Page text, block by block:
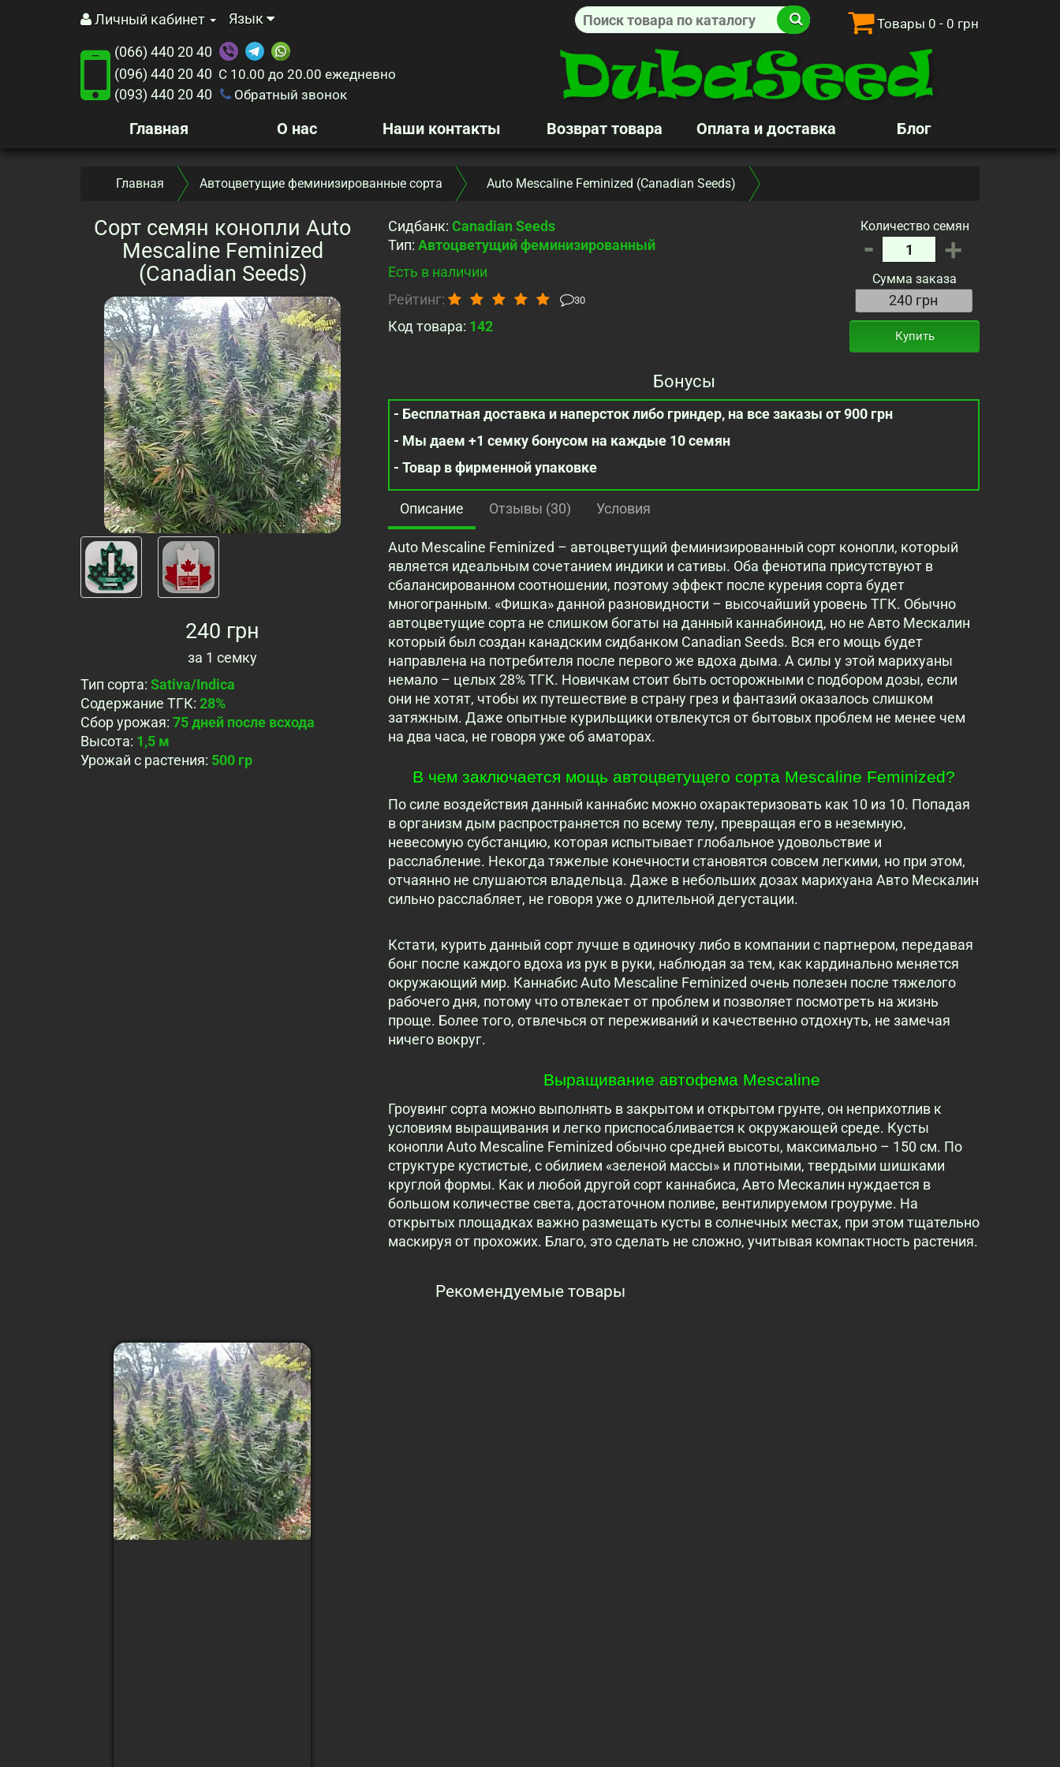
Личный кабинет Язык Товары 0 - 0 грн
(066) 440 20 40
(096) 440 20 40 С 10.00 до 20.00 ежедневно
(093) 440 20 40 Обратный звонок
Главная О нас Наши контакты Возврат товара Оплата и доставка Блог
Главная Автоцветущие феминизированные сорта Auto Mescaline Feminized (Canadian Seeds)
Сорт семян конопли Auto
Mescaline Feminized
(Canadian Seeds)
240 грн
за 1 семку
Тип сорта: Sativa/Indica
Содержание ТГК: 28%
Сбор урожая: 75 дней после всхода
Высота: 1,5 м
Урожай с растения: 500 гр
Сидбанк: Canadian Seeds
Тип: Автоцветущий феминизированный
Есть в наличии
Рейтинг:
30
Код товара: 142
Количество семян
- +
Сумма заказа
Купить
Бонусы
- Бесплатная доставка и наперсток либо гриндер, на все заказы от 900 грн
- Мы даем +1 семку бонусом на каждые 10 семян
- Товар в фирменной упаковке
Описание Отзывы (30) Условия
Auto Mescaline Feminized – автоцветущий феминизированный сорт конопли, который
является идеальным сочетанием индики и сативы. Оба фенотипа присутствуют в
сбалансированном соотношении, поэтому эффект после курения сорта будет
многогранным. «Фишка» данной разновидности – высочайший уровень ТГК. Обычно
автоцветущие сорта не слишком богаты на данный каннабиноид, но не Авто Мескалин
который был создан канадским сидбанком Canadian Seeds. Вся его мощь будет
направлена на потребителя после первого же вдоха дыма. А силы у этой марихуаны
немало – целых 28% ТГК. Новичкам стоит быть осторожными с подбором дозы, если
они не хотят, чтобы их путешествие в страну грез и фантазий оказалось слишком
затяжным. Даже опытные курильщики отвлекутся от бытовых проблем не менее чем
на два часа, не говоря уже об аматорах.
В чем заключается мощь автоцветущего сорта Mescaline Feminized?
По силе воздействия данный каннабис можно охарактеризовать как 10 из 10. Попадая
в организм дым распространяется по всему телу, превращая его в неземную,
невесомую субстанцию, которая испытывает глобальное удовольствие и
расслабление. Некогда тяжелые конечности становятся совсем легкими, но при этом,
отчаянно не слушаются владельца. Даже в небольших дозах марихуана Авто Мескалин
сильно расслабляет, не говоря уже о длительной дегустации.
Кстати, курить данный сорт лучше в одиночку либо в компании с партнером, передавая
бонг после каждого вдоха из рук в руки, наблюдая за тем, как кардинально меняется
окружающий мир. Каннабис Auto Mescaline Feminized очень полезен после тяжелого
рабочего дня, потому что отвлекает от проблем и позволяет посмотреть на жизнь
проще. Более того, отвлечься от переживаний и качественно отдохнуть, не замечая
ничего вокруг.
Выращивание автофема Mescaline
Гроувинг сорта можно выполнять в закрытом и открытом грунте, он неприхотлив к
условиям выращивания и легко приспосабливается к окружающей среде. Кусты
конопли Auto Mescaline Feminized обычно средней высоты, максимально – 150 см. По
структуре кустистые, с обилием «зеленой массы» и плотными, твердыми шишками
круглой формы. Как и любой другой сорт каннабиса, Авто Мескалин нуждается в
большом количестве света, достаточном поливе, вентилируемом гроуруме. На
открытых площадках важно размещать кусты в солнечных местах, при этом тщательно
маскируя от прохожих. Благо, это сделать не сложно, учитывая компактность растения.
Рекомендуемые товары